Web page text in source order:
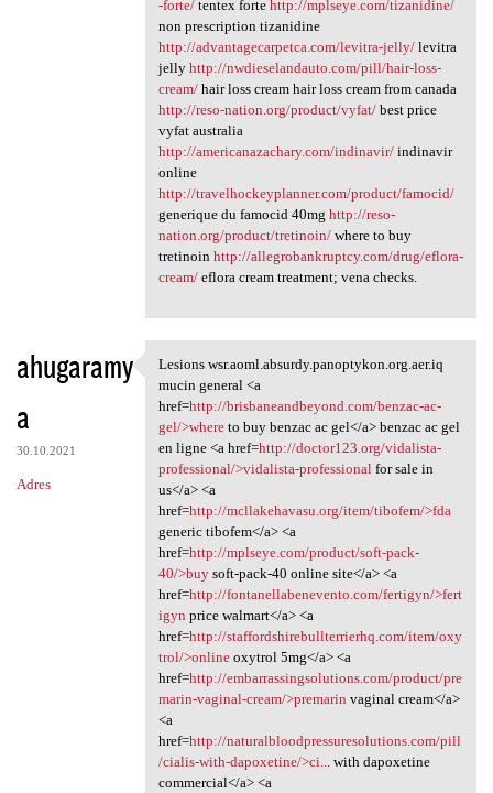
-forte/tentex forte http://mplseye.com/tizanidine/
non prescription tizanidine
http://advantagecarpetca.com/levitra-jelly/levitra
jelly http://nwdieselandauto.com/pill/hair-loss-
cream/hair loss cream hair loss cream from canada
http://reso-nation.org/product/vyfat/best price
vyfat australia
http://americanazachary.com/indinavir/indinavir
online
http://travelhockeyplanner.com/product/famocid/
generique du famocid 40mg http://reso-
nation.org/product/tretinoin/where to buy
tretinoin http://allegrobankruptcy.com/drug/eflora-
cream/eflora cream treatment; vena checks.
ahugaramy
a
30.10.2021
Adres
Lesions wsr.aoml.absurdy
Lesions wsr.aoml.absurdy.panoptykon.org.aer.iq
mucin general <a
href=http://brisbaneandbeyond.com/benzac-ac-
gel/>whereto buy benzac ac gel</a> benzac ac gel
en ligne <a href=http://doctor123.org/vidalista-
professional/>vidalista-professionalfor sale in
us</a> <a
href=http://mcllakehavasu.org/item/tibofem/>fda
generic tibofem</a> <a
href=http://mplseye.com/product/soft-pack-
40/>buysoft-pack-40 online site</a> <a
href=http://fontanellabenevento.com/fertigyn/>fert
igyn price walmart</a> <a
href=http://staffordshirebullterrierhq.com/item/oxy
trol/>onlineoxytrol 5mg</a> <a
href=http://embarrassingsolutions.com/product/pre
marin-vaginal-cream/>premarin vaginal cream</a>
<a
href=http://naturalbloodpressuresolutions.com/pill
/cialis-with-dapoxetine/>ci...with dapoxetine
commercial</a> <a